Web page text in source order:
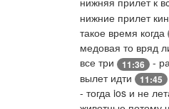
нижние прилет
такое время когда
медовая то вряд
все три
11:36 -
вылет идти
11:45
- тогда ios и не